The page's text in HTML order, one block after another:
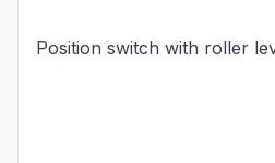
Position switch with roller